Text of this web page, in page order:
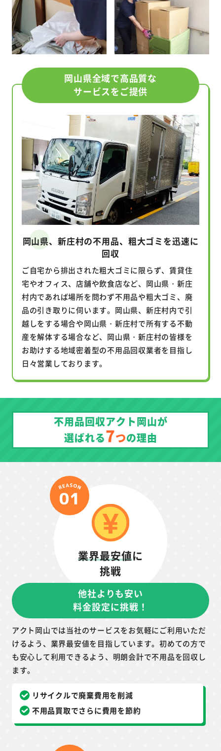
岡山県全域で高品質な
サービスをご提供
岡山県、新庄村の不用品、粗大ゴミを迅速に
回収
ご自宅から排出された粗大ゴミに限らず、賃貸住
宅やオフィス、店舗や飲食店など、岡山県・新庄
村内であれば場所を問わず不用品や粗大ゴミ、廃
品の引き取りに伺います。岡山県、新庄村内で引
越しをする場合や岡山県・新庄村で所有する不動
産を解体する場合など、岡山県・新庄村の皆様を
お助けする地域密着型の不用品回収業者を目指し
日々営業しております。
不用品回収アクト岡山が
選ばれる7つの理由
業界最安値に
挑戦
他社よりも安い
料金設定に挑戦！
アクト岡山では当社のサービスをお気軽にご利用いただ
けるよう、業界最安値を目指しています。初めての方で
も安心して利用できるよう、明朗会計で不用品を回収し
ます。
リサイクルで廃棄費用を削減
不用品買取でさらに費用を節約